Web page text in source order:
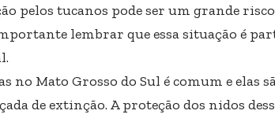
pelos tucanos pode ser um grande
lembrar que essa situação é
no Mato Grosso do Sul é comum e elas
de extinção. A proteção dos nidos